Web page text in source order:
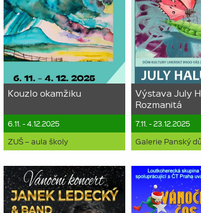
Kouzlo okamžiku
6.11. - 4.12.2025
ZUŠ – aula školy
Výstava July
Rozmanitá
7.11. - 23.12.2025
Galerie Panský